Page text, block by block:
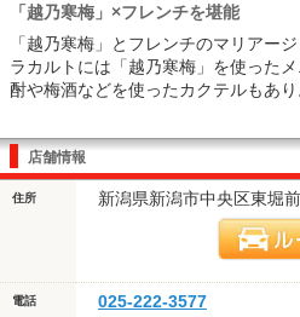
「越乃寒梅」×フレンチを堪能
「越乃寒梅」とフレンチのマリアー
ラカルトには「越乃寒梅」を使った
酎や梅酒などを使ったカクテルもあり
店舗情報
住所 新潟県新潟市中央区東堀
電話 025-222-3577